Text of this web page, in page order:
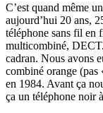
C’est quand même
aujourd’hui 20 ans,
téléphone sans fil en
multicombiné,
cadran. Nous avons
combiné orange (pas
en 1984. Avant ça
ça un téléphone noir